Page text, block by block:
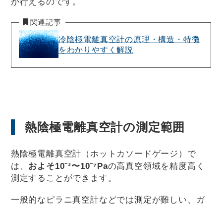
関連記事
冷陰極電離真空計の原理・構造・特徴
をわかりやすく解説
熱陰極電離真空計の測定範囲
熱陰極電離真空計（ホットカソードゲージ）で
は、 およそ10⁻³〜10⁻⁷Paの高真空領域を精度高く
測定することができます。
一般的なピラニ真空計などでは測定が難しい、ガ